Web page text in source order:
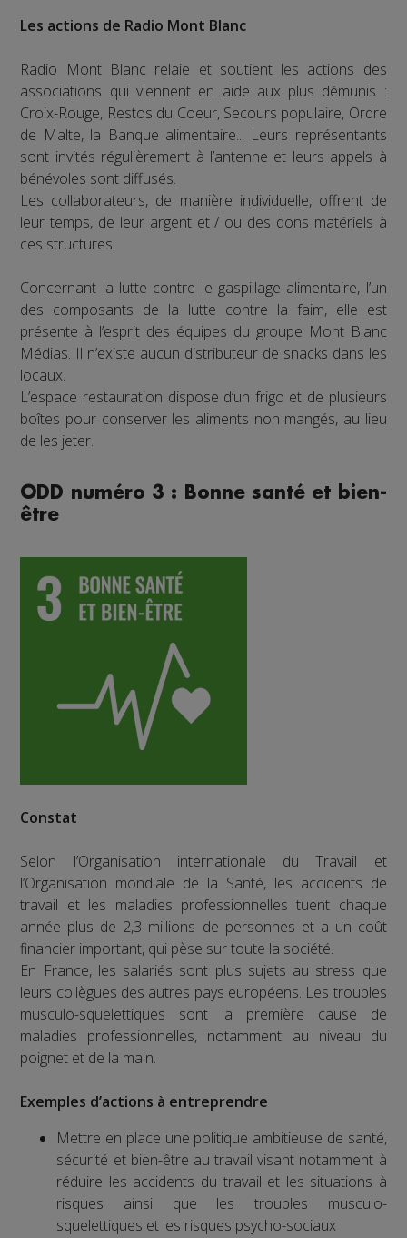
Les actions de Radio Mont Blanc
Radio Mont Blanc relaie et soutient les actions des
associations qui viennent en aide aux plus démunis :
Croix-Rouge, Restos du Coeur, Secours populaire, Ordre
de Malte, la Banque alimentaire... Leurs représentants
sont invités régulièrement à l’antenne et leurs appels à
bénévoles sont diffusés.
Les collaborateurs, de manière individuelle, offrent de
leur temps, de leur argent et / ou des dons matériels à
ces structures.
Concernant la lutte contre le gaspillage alimentaire, l’un
des composants de la lutte contre la faim, elle est
présente à l’esprit des équipes du groupe Mont Blanc
Médias. Il n’existe aucun distributeur de snacks dans les
locaux.
L’espace restauration dispose d’un frigo et de plusieurs
boîtes pour conserver les aliments non mangés, au lieu
de les jeter.
ODD numéro 3 : Bonne santé et bien-
être
Constat
Selon l’Organisation internationale du Travail et
l’Organisation mondiale de la Santé, les accidents de
travail et les maladies professionnelles tuent chaque
année plus de 2,3 millions de personnes et a un coût
financier important, qui pèse sur toute la société.
En France, les salariés sont plus sujets au stress que
leurs collègues des autres pays européens. Les troubles
musculo-squelettiques sont la première cause de
maladies professionnelles, notamment au niveau du
poignet et de la main.
Exemples d’actions à entreprendre
Mettre en place une politique ambitieuse de santé,
sécurité et bien-être au travail visant notamment à
réduire les accidents du travail et les situations à
risques ainsi que les troubles musculo-
squelettiques et les risques psycho-sociaux